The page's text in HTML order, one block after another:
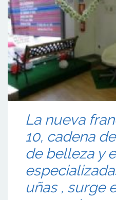
La nueva
10, cadena
de belleza y
uñas , surge